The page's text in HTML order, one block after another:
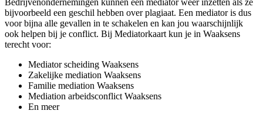
bijvoorbeeld een geschil hebben over plagiaat. Een mediator is dus
voor bijna alle gevallen in te schakelen en kan jou waarschijnlijk
ook helpen bij je conflict. Bij Mediatorkaart kun je in Waaksens
terecht voor:
Mediator scheiding Waaksens
Zakelijke mediation Waaksens
Familie mediation Waaksens
Mediation arbeidsconflict Waaksens
En meer